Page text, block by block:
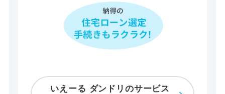
いえーる ダンドリのサービス